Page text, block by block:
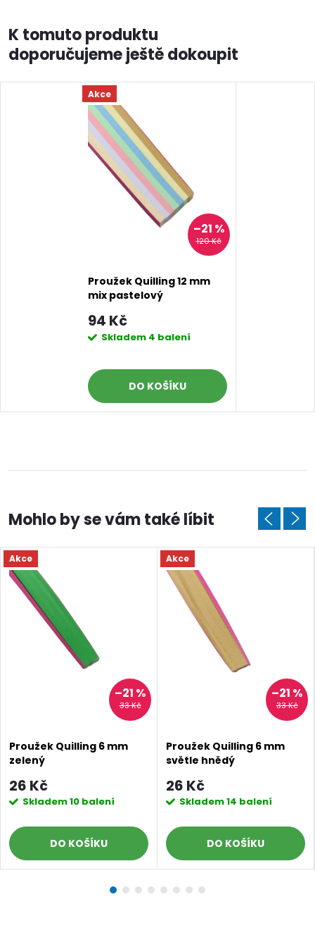
K tomuto produktu
doporučujeme ještě dokoupit
Akce
120 Kč
–21 %
Proužek Quilling 12 mm
mix pastelový
94 Kč
Skladem 4 balení
DO KOŠÍKU
Akce
33 Kč
–21 %
Proužek Quilling 6 mm
zelený
26 Kč
Skladem10 balení
DO KOŠÍKU
Akce
33 Kč
–21 %
Proužek Quilling 6 mm
světle hnědý
26 Kč
Skladem14 balení
DO KOŠÍKU
Doprava a platby Prodejna